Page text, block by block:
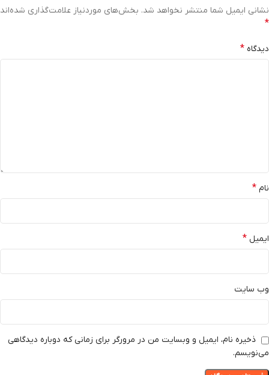
نشانی ایمیل شما منتشر نخواهد شد. بخش‌های موردنیاز علامت‌گذاری شده‌اند
*
دیدگاه *
نام *
ایمیل *
وب‌ سایت
ذخیره نام، ایمیل و وبسایت من در مرورگر برای زمانی که دوباره دیدگاهی
می‌نویسم.